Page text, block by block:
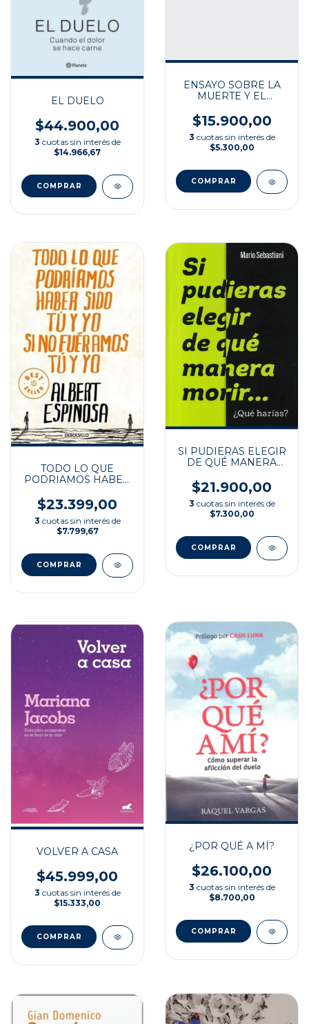
EL DUELO
$44.900,00
3 cuotas sin interés de
$14.966,67
ENSAYO SOBRE LA
MUERTE Y EL
$15.900,00
3 cuotas sin interés de
$5.300,00
TODO LO QUE
PODRIAMOS HABER
FUÉRAMOS TÚ Y YO
$23.399,00
3 cuotas sin interés de
$7.799,67
SI PUDIERAS ELEGIR
DE QUÉ MANERA
$21.900,00
3 cuotas sin interés de
$7.300,00
VOLVER A CASA
$45.999,00
3 cuotas sin interés de
$15.333,00
¿POR QUÉ A MÍ?
$26.100,00
3 cuotas sin interés de
$8.700,00